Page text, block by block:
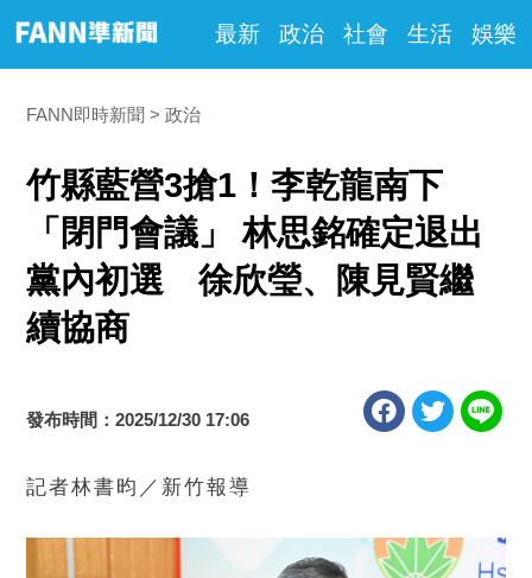
最新 政治 社會 生活 娛樂
FANN即時新聞 政治
竹縣藍營3搶1！李乾龍南下
「閉門會議」 林思銘確定退出
黨內初選 徐欣瑩、陳見賢繼
續協商
發布時間：2025/12/30 17:06
記者林書昀／新竹報導